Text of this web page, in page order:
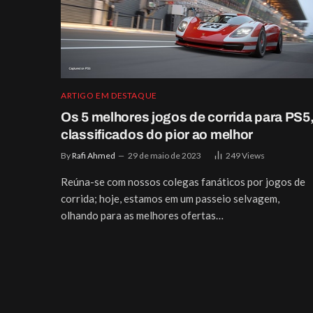
ARTIGO EM DESTAQUE
Os 5 melhores jogos de corrida para
classificados do pior ao melhor
ByRafi Ahmed 29 de maio de 2023 249Views
Reúna-se com nossos colegas fanáticos por jogos de
corrida; hoje, estamos em um passeio selvagem,
olhando para as melhores ofertas…